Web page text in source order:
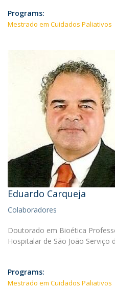
Programs:
Mestrado em Cuidados Paliativos
Eduardo Carqueja
Colaboradores
Doutorado em Bioética
Hospitalar de São João Serviço
Programs:
Mestrado em Cuidados Paliativos